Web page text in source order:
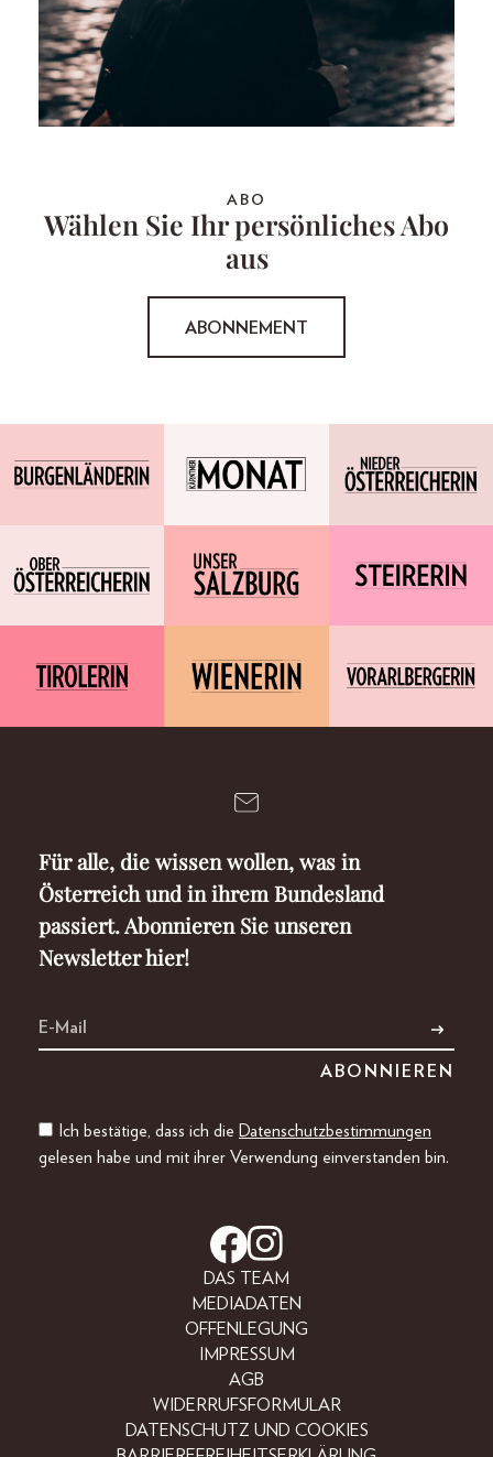
ABO
Wählen Sie Ihr persönliches Abo
aus
ABONNEMENT
Für alle, die wissen wollen, was in
Österreich und in ihrem Bundesland
passiert. Abonnieren Sie unseren
Newsletter hier!
Ich bestätige, dass ich die Datenschutzbestimmungen
gelesen habe und mit ihrer Verwendung einverstanden bin.
DAS TEAM
MEDIADATEN
OFFENLEGUNG
IMPRESSUM
AGB
WIDERRUFSFORMULAR
DATENSCHUTZ UND COOKIES